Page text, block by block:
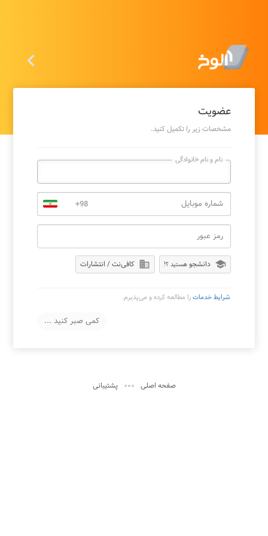

عضویت
مشخصات زیر را تکمیل کنید.
نام و نام خانوادگی
شماره موبایل
رمز عبور
school دانشجوهستید ؟! domain کافی‌نت / انتشارات
شرایط خدماترا مطالعه کرده و می‌پذیرم.
صفحه اصلی  پشتیبانی